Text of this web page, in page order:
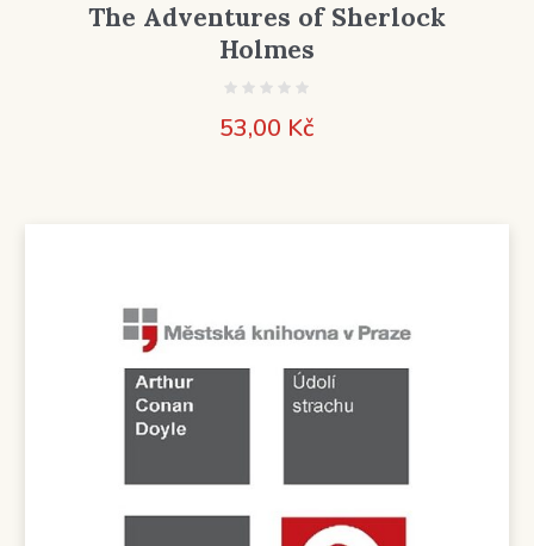
The Adventures of Sherlock
Holmes
53,00 Kč